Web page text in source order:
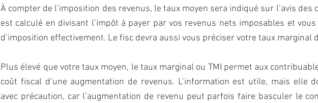
À compter de l’imposition des revenus, le taux moyen sera indiqué sur l’avis des
est calculé en divisant l’impôt à payer par vos revenus nets imposables et
d’imposition effectivement. Le fisc devra aussi vous préciser votre taux marginal
Plus élevé que votre taux moyen, le taux marginal ou TMI permet aux
coût fiscal d’une augmentation de revenus. L’information est utile, mais elle
avec précaution, car l’augmentation de revenu peut parfois faire basculer le